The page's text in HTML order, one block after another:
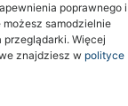
poprawnego i
samodzielnie
Więcej
znajdziesz w polityce